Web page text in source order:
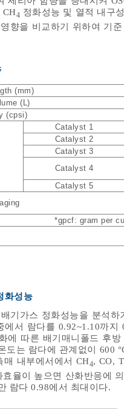
CH4 정화성능 및 열적 내구
향을 비교하기 위하여 기
(mm)
(L)
(cpsi)
Catalyst 1
Catalyst 2
Catalyst 3
Catalyst 4
Catalyst 5
*gpcf: gram per
화성능
기가스 정화성능을 분석
에서 람다를 0.92~1.10까
에 따른 배기매니폴드 후
도는 람다에 관계없이 600
매 내부에서에서 CH4, CO,
율이 높으면 산화반응에
람다 0.98에서 최대이다.